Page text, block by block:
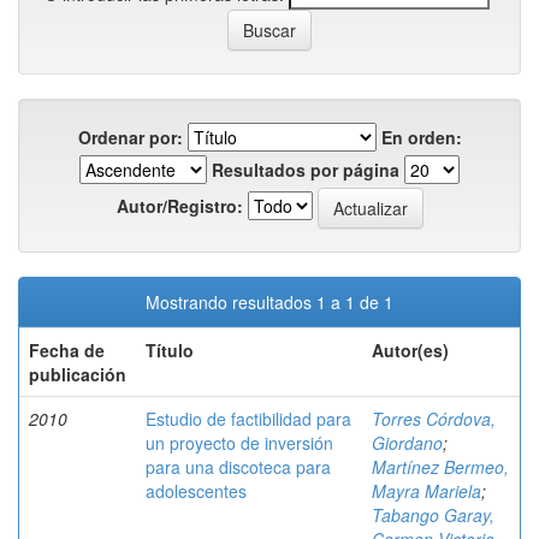
Ordenar por:
En orden:
Resultados por página
Autor/Registro:
Mostrando resultados 1 a 1 de 1
Fecha de
publicación
Título Autor(es)
2010
Estudio de factibilidad para
un proyecto de inversión
para una discoteca para
adolescentes
Torres Córdova,
Giordano;
Martínez Bermeo,
Mayra Mariela;
Tabango Garay,